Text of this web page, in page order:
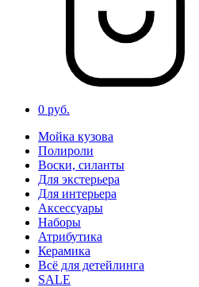
0 руб.
Мойка кузова
Полироли
Воски, силанты
Для экстерьера
Для интерьера
Аксессуары
Наборы
Атрибутика
Керамика
Всё для детейлинга
SALE